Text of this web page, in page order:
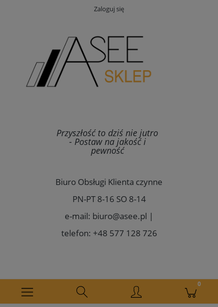
Zaloguj się
Przyszłość to dziś nie jutro
- Postaw na jakość i
pewność
Biuro Obsługi Klienta czynne
PN-PT 8-16 SO 8-14
e-mail: biuro@asee.pl |
telefon: +48 577 128 726